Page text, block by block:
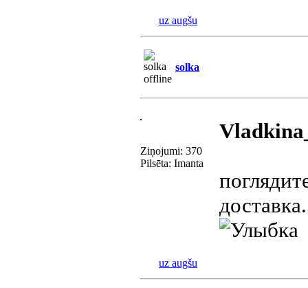
uz augšu
solka
Ziņojumi: 370
Pilsēta: Imanta
uz augšu